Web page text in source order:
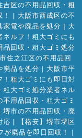
吉区の不用品回収・粗
| 大阪市西成区の不
家電や廃品を処分 | 大
ルフ！粗大ゴミにも
品回収・粗大ゴミ処分
住之江区の不用品回
廃品を処分 | 大阪市平
！粗大ゴミにも即日対
粗大ゴミ処分業者ネル
不用品回収・粗大ゴミ
堺市の不用品回収・廃
応 |
【格安】堺市堺区
廃品を即日回収！
|